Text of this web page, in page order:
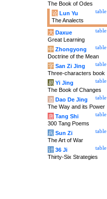
The Book of Odes
table
论 Lun Yu
The Analects
table
大 Daxue
Great Learning
table
中 Zhongyong
Doctrine of the Mean
table
字 San Zi Jing
Three-characters book
table
易 Yi Jing
The Book of Changes
table
道 Dao De Jing
The Way and its Power
table
唐 Tang Shi
300 Tang Poems
table
兵 Sun Zi
The Art of War
table
计 36 Ji
Thirty-Six Strategies